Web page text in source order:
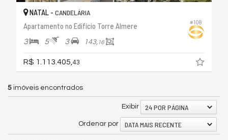
#108
NATAL - CANDELÁRIA
Apartamento no Edifício Torre Almere
3 5 3 143, 16
R$ 1.113.405, 43
5 imóveis encontrados
Exibir 24 POR PÁGINA
Ordenar por DATA MAIS RECENTE